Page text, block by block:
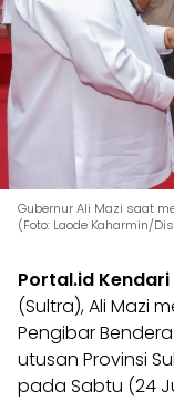
Gubernur Ali Mazi saat
(Foto: Laode Kaharmin/
Portal.id Kendari
(Sultra), Ali Mazi
Pengibar
utusan Provinsi
pada Sabtu (24